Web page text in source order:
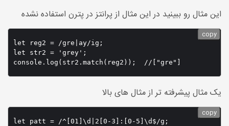
این مثال رو ببینید در این مثال از پرانتز در پترن استفاده نشده
let reg2 = /gre|ay/ig;
let str2 = 'grey';
copy
یک مثال پیشرفته تر از مثال های بالا
let patt = /^[01]\d|2[0-3]:[0-5]\d$/g;
copy